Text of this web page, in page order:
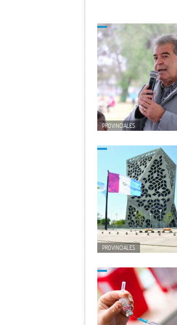
PROVINCIALES
PROVINCIALES